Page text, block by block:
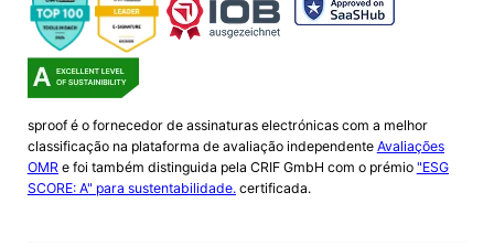
sproof é o fornecedor de assinaturas electrónicas com a melhor
classificação na plataforma de avaliação independente Avaliações
OMRe foi também distinguida pela CRIF GmbH com o prémio "ESG
SCORE: A" para sustentabilidade.certificada.